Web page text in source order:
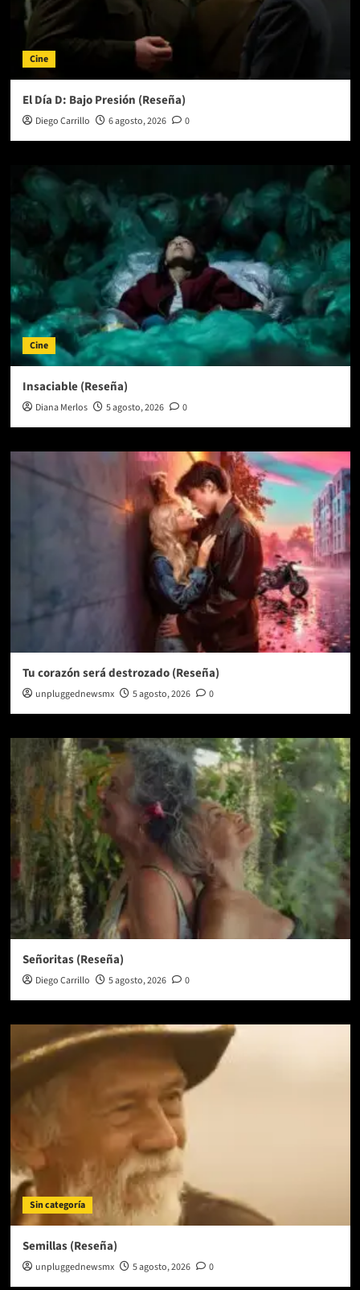
Cine
El Día D: Bajo Presión (Reseña)
Diego Carrillo 6 agosto, 2026 0
Cine
Insaciable (Reseña)
Diana Merlos 5 agosto, 2026 0
Tu corazón será destrozado (Reseña)
unpluggednewsmx 5 agosto, 2026 0
Señoritas (Reseña)
Diego Carrillo 5 agosto, 2026 0
Sin categoría
Semillas (Reseña)
unpluggednewsmx 5 agosto, 2026 0